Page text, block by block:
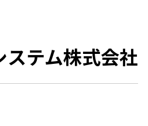
ステム株式会社